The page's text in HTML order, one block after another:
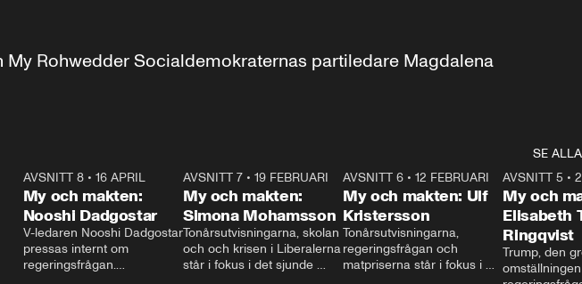
Rohwedder Socialdemokraternas partiledare Magdalena
SE ALLA
AVSNITT 8• 16 APRIL
My och makten:
Nooshi Dadgostar
V-ledaren Nooshi Dadgostar
pressas internt om
regeringsfrågan.
24:30
AVSNITT 7• 19 FEBRUARI
My och makten:
Simona Mohamsson
Tonårsutvisningarna, skolan
och och krisen i Liberalerna
står i fokus i det sjunde
27:30
AVSNITT 6 •12 FEBRUARI
My och makten: Ulf
Kristersson
Tonårsutvisningarna,
regeringsfrågan och
matpriserna står i fokus i
AVSNITT 5 •
My och
Elisabeth
Ringqvist
Trump, den